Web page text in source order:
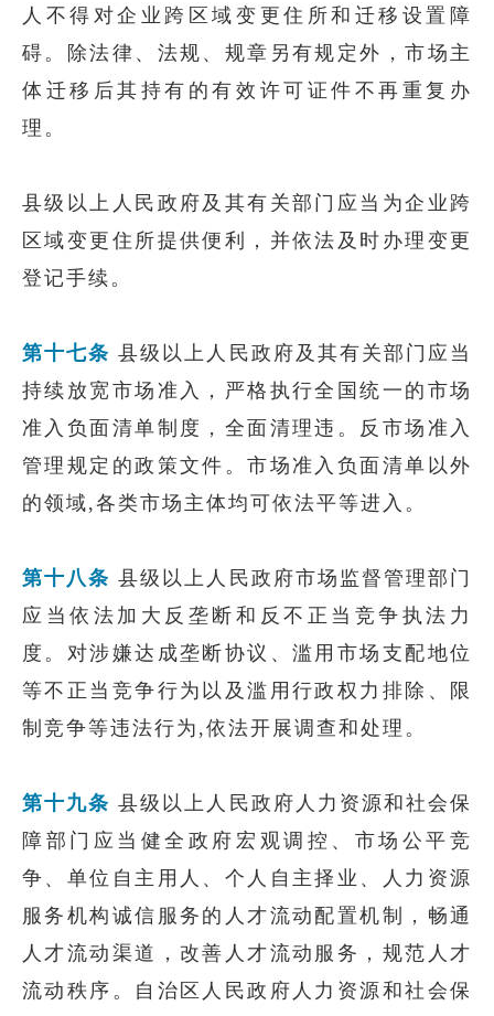
人不得对企业跨区域变更住所和迁移设置障
碍。除法律、法规、规章另有规定外，市场主
体迁移后其持有的有效许可证件不再重复办
理。
县级以上人民政府及其有关部门应当为企业跨
区域变更住所提供便利，并依法及时办理变更
登记手续。
第十七条 县级以上人民政府及其有关部门应当
持续放宽市场准入，严格执行全国统一的市场
准入负面清单制度，全面清理违。反市场准入
管理规定的政策文件。市场准入负面清单以外
的领域,各类市场主体均可依法平等进入。
第十八条 县级以上人民政府市场监督管理部门
应当依法加大反垄断和反不正当竞争执法力
度。对涉嫌达成垄断协议、滥用市场支配地位
等不正当竞争行为以及滥用行政权力排除、限
制竞争等违法行为,依法开展调查和处理。
第十九条 县级以上人民政府人力资源和社会保
障部门应当健全政府宏观调控、市场公平竞
争、单位自主用人、个人自主择业、人力资源
服务机构诚信服务的人才流动配置机制，畅通
人才流动渠道，改善人才流动服务，规范人才
流动秩序。自治区人民政府人力资源和社会保